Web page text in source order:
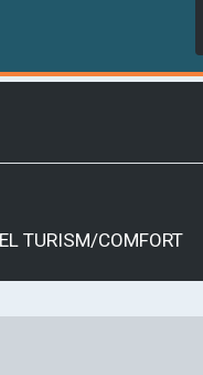
TURISM/COMFORT